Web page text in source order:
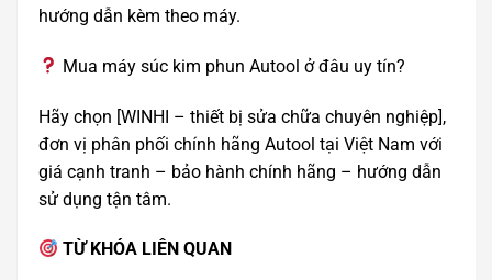
hướng dẫn kèm theo máy.
Mua máy súc kim phun Autool ở đâu uy tín?
Hãy chọn [WINHI – thiết bị sửa chữa chuyên nghiệp],
đơn vị phân phối chính hãng Autool tại Việt Nam với
giá cạnh tranh – bảo hành chính hãng – hướng dẫn
sử dụng tận tâm.
TỪ KHÓA LIÊN QUAN